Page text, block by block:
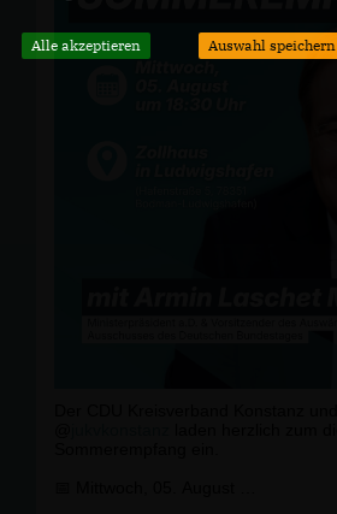
Alle akzeptieren Auswahl speichern